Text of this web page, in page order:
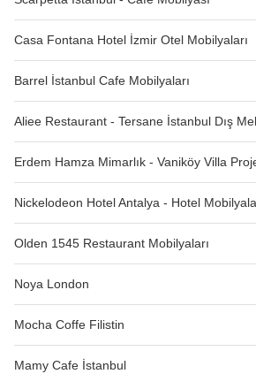
Casa Fontana Hotel İzmir Otel Mobilyaları
Barrel İstanbul Cafe Mobilyaları
Aliee Restaurant - Tersane İstanbul Dış
Erdem Hamza Mimarlık - Vaniköy Villa
Nickelodeon Hotel Antalya - Hotel
Olden 1545 Restaurant Mobilyaları
Noya London
Mocha Coffe Filistin
Mamy Cafe İstanbul